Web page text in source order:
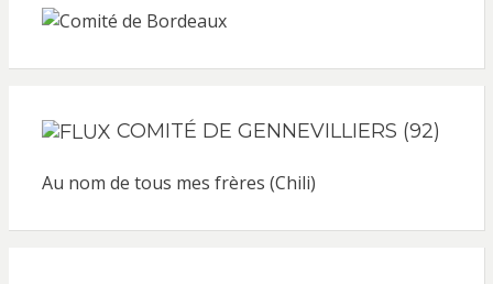
COMITÉ DE GENNEVILLIERS (92)
Au nom de tous mes frères (Chili)